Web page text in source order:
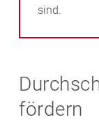
sind.
fördern